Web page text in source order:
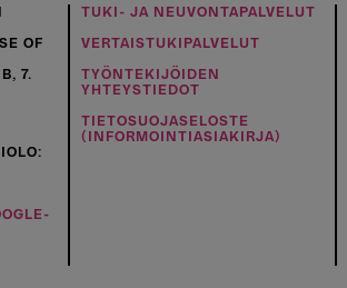
OF
7.
TUKI- JA NEUVONTAPALVELUT
VERTAISTUKIPALVELUT
TYÖNTEKIJÖIDEN
YHTEYSTIEDOT
TIETOSUOJASELOSTE
(INFORMOINTIASIAKIRJA)